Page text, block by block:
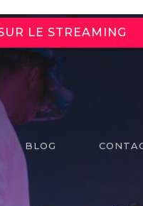
LE STREAMING
BLOG